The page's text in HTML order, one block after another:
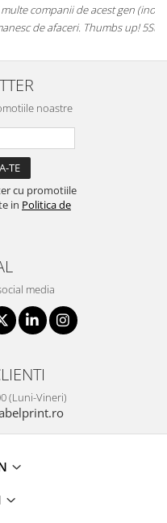
de acest gen (inovatoare si
Thumbs up! 5Stele
noastre
cu promotiile
in Politica de
media
(Luni-Vineri)